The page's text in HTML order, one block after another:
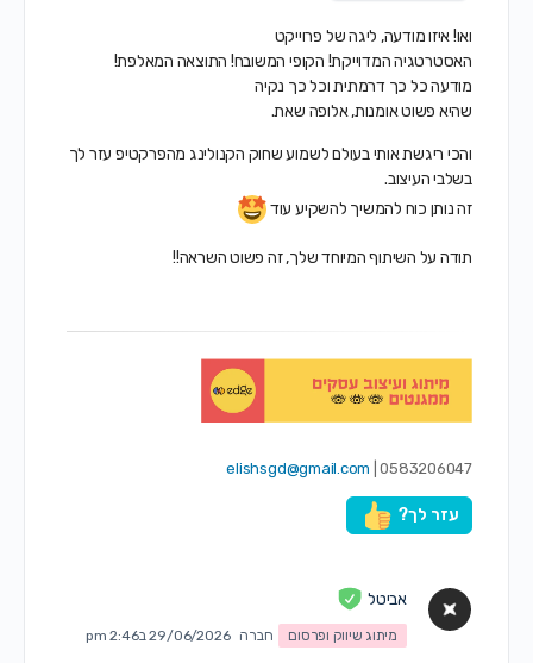
ואו! איזו מודעה, ליגה של פרוייקט
האסטרטגיה המדוייקת! הקופי המשובח! התוצאה המאלפת!
מודעה כל כך דרמתית וכל כך נקיה
שהיא פשוט אומנות, אלופה שאת.
והכי ריגשת אותי בעולם לשמוע שחוק הקנולינג מהפרקטיפ עזר לך
בשלבי העיצוב.
זה נותן כוח להמשיך להשקיע עוד
תודה על השיתוף המיוחד שלך, זה פשוט השראה!!
0583206047 |
elishsgd@gmail.com
עזר לך?
אביטל
מיתוג שיווק ופרסום חברה 29/06/2026 ב2:46 pm